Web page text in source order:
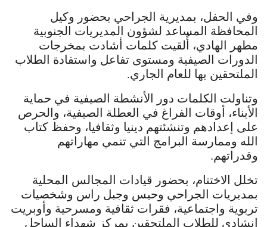
وفي الحفل، بمديرية الجراحي بحضور وكيل
المحافظة المساعد لشؤون المديريات الجنوبية
مطهر الهادي، أُلقيت كلمات أشادت بمخرجات
الدورات الصيفية ومستوى تفاعل واستفادة الطلاب
الملتحقين بها للعام الجاري.
وتناولت الكلمات دور الأنشطة الصيفية في حماية
الأبناء، أوقات الفراغ في العطلة الصيفية، والحرص
على إعدادهم وتنشئتهم دينيا وثقافيا، وحفظ كتاب
الله وممارسة البرامج التي تنمي مهاراتهم
وقدراتهم.
تخلل الاختتام، بحضور قيادات المجالس المحلية
بمديريات الجراحي وحيس وجبل راس وشخصيات
تربوية واجتماعية، فقرات ثقافية ومسرحية وأوبريت
إنشادي للطلاب الملتحقين بمركز شهداء الساحل